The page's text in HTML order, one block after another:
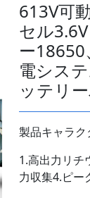
613V可
セル
ー
電シス
ッテリ
製品キャラク
1.高出力リチ
力収集4.ピー